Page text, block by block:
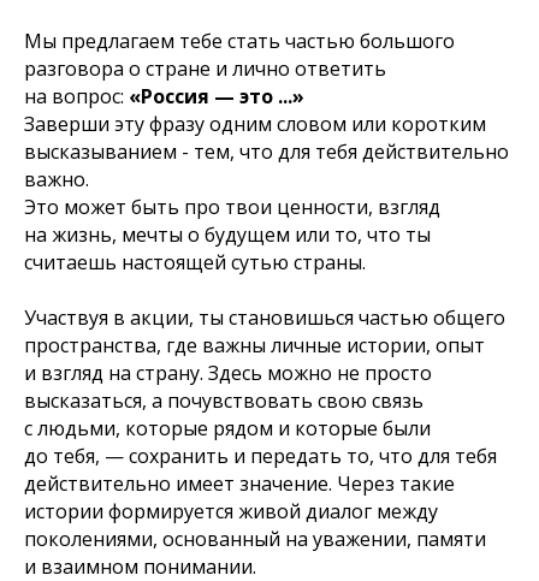
Мы предлагаем тебе стать частью большого
разговора о стране и лично ответить
на вопрос: «Россия — это ...»
Заверши эту фразу одним словом или коротким
высказыванием - тем, что для тебя действительно
важно.
Это может быть про твои ценности, взгляд
на жизнь, мечты о будущем или то, что ты
считаешь настоящей сутью страны.
Участвуя в акции, ты становишься частью общего
пространства, где важны личные истории, опыт
и взгляд на страну. Здесь можно не просто
высказаться, а почувствовать свою связь
с людьми, которые рядом и которые были
до тебя, — сохранить и передать то, что для тебя
действительно имеет значение. Через такие
истории формируется живой диалог между
поколениями, основанный на уважении, памяти
и взаимном понимании.